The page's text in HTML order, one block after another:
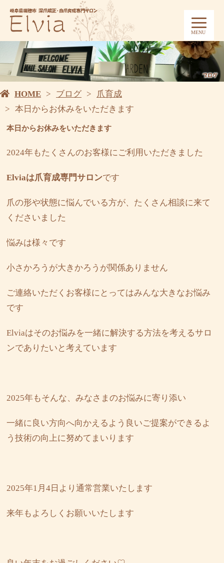
MENU
HOME ブログ
爪育成
本日からお休みをいただきます
本日からお休みをいただきます
2024年もたくさんのお客様にご利用いただきました
Elviaは爪育成専門サロンです
爪の形や状態に悩んでいる方が、たくさん相談に来て
くださいました
悩みは様々です
小さかろうが大きかろうが関係ありません
ご連絡いただくお客様にとってはみんな大きなお悩み
です
Elviaはそのお悩みを一緒に解決する方法を考えるサロ
ンでありたいと考えています
2025年もそんな、みなさまのお悩みに寄り添い
一緒に良い方向へ向かえるよう良いご提案ができるよ
う技術の向上に努めてまいります
2025年1月4日より通常営業いたします
来年もよろしくお願いいたします